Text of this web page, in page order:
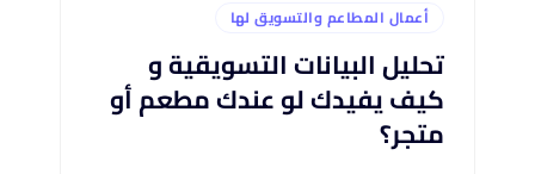
أعمال المطاعم والتسويق لها
تحليل البيانات التسويقية و
كيف يفيدك لو عندك مطعم أو
متجر؟